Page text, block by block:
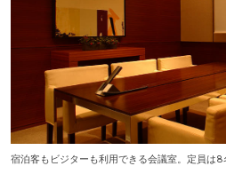
宿泊客もビジターも利用できる会議室。定員は8